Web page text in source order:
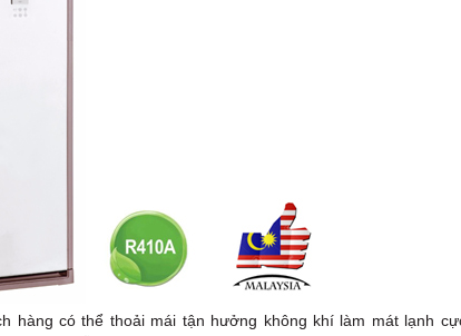
hàng có thể thoải mái tận hưởng không khí làm mát lạnh